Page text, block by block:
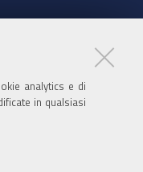
analytics e di
in qualsiasi